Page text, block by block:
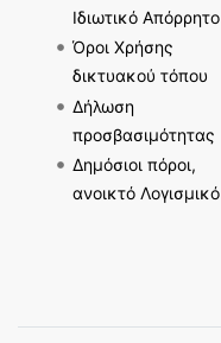
Ιδιωτικό Απόρρητο
Όροι Χρήσης
δικτυακού τόπου
Δήλωση
προσβασιμότητας
Δημόσιοι πόροι,
ανοικτό Λογισμικό